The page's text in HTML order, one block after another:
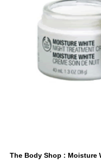
The Body Shop : Moisture